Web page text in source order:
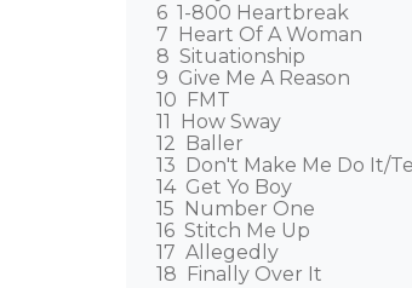
6  1-800 Heartbreak
7  Heart Of A Woman
8  Situationship
9  Give Me A Reason
10  FMT
11  How Sway
12  Baller
13  Don't Make Me Do It/
14  Get Yo Boy
15  Number One
16  Stitch Me Up
17  Allegedly
18  Finally Over It